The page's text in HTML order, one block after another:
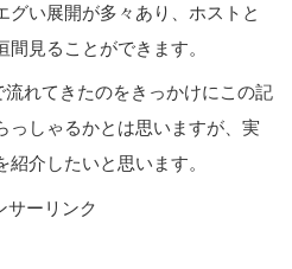
グい展開が多々あり、ホストと
見ることができます。
れてきたのをきっかけにこの記
っしゃるかとは思いますが、実
介したいと思います。
サーリンク